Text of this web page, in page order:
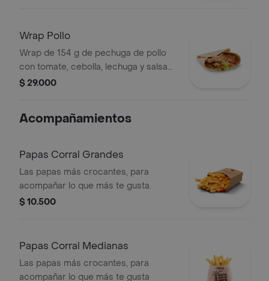
Wrap Pollo
Wrap de 154 g de pechuga de pollo
con tomate, cebolla, lechuga y salsa
blanca
$ 29.000
Acompañamientos
Papas Corral Grandes
Las papas más crocantes, para
acompañar lo que más te gusta.
$ 10.500
Papas Corral Medianas
Las papas más crocantes, para
acompañar lo que más te gusta